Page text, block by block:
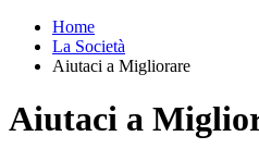
Home
La Società
Aiutaci a Migliorare
Aiutaci a